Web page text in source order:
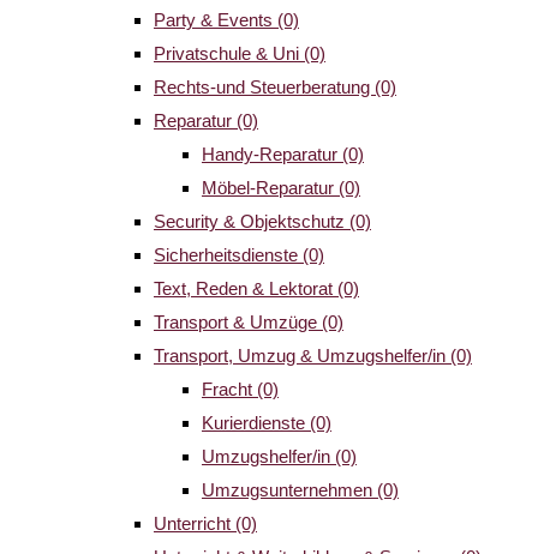
Party & Events (0)
Privatschule & Uni (0)
Rechts-und Steuerberatung (0)
Reparatur (0)
Handy-Reparatur (0)
Möbel-Reparatur (0)
Security & Objektschutz (0)
Sicherheitsdienste (0)
Text, Reden & Lektorat (0)
Transport & Umzüge (0)
Transport, Umzug & Umzugshelfer/in (0)
Fracht (0)
Kurierdienste (0)
Umzugshelfer/in (0)
Umzugsunternehmen (0)
Unterricht (0)